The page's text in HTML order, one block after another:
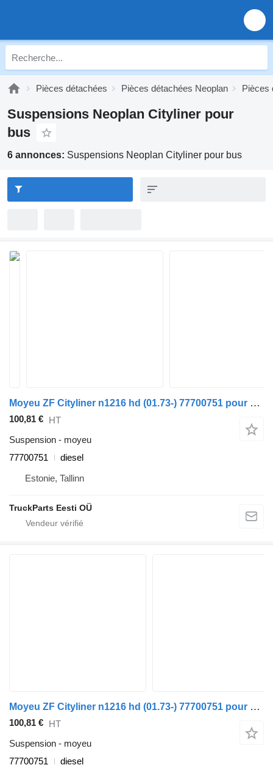
Pièces détachées Pièces détachées Neoplan Pièces
Suspensions Neoplan Cityliner pour
bus
6 annonces: Suspensions Neoplan Cityliner pour bus
Moyeu ZF Cityliner n1216 hd (01.73-) 77700751 pour bus Neoplan Spaceliner, Skyliner, Jetliner, Cityliner (1973-)
100,81 € HT
Suspension - moyeu
77700751
diesel
Estonie, Tallinn
TruckParts Eesti OÜ
Moyeu ZF Cityliner n1216 hd (01.73-) 77700751 pour bus Neoplan Spaceliner, Skyliner, Jetliner, Cityliner (1973-)
100,81 € HT
Suspension - moyeu
77700751
diesel